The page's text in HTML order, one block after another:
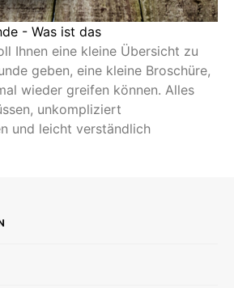
- Was ist das
Ihnen eine kleine Übersicht zu
geben, eine kleine Broschüre,
wieder greifen können. Alles
unkompliziert
und leicht verständlich